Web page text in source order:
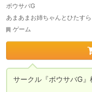
ボウサバG
あまあまお姉ちゃんとひたす
ゲーム
サークル『ボウサバG』